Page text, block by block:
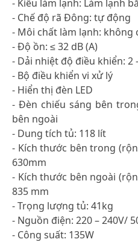
- Kiểu làm lạnh: Làm lạnh
- Chế độ rã Đông: tự động
- Môi chất làm lạnh: không
- Độ ồn: ≤ 32 dB (A)
- Dải nhiệt độ điều khiển: 2
- Bộ điều khiển vi xử lý
- Hiển thị đèn LED
- Đèn chiếu sáng bên
bên ngoài
- Dung tích tủ: 118 lít
- Kích thước bên trong
630mm
- Kích thước bên ngoài
835 mm
- Trọng lượng tủ: 41kg
- Nguồn điện: 220 – 240V/
- Công suất: 135W